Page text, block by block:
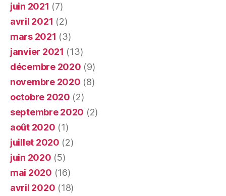
juin 2021 (7)
avril 2021 (2)
mars 2021 (3)
janvier 2021 (13)
décembre 2020 (9)
novembre 2020 (8)
octobre 2020 (2)
septembre 2020 (2)
août 2020 (1)
juillet 2020 (2)
juin 2020 (5)
mai 2020 (16)
avril 2020 (18)